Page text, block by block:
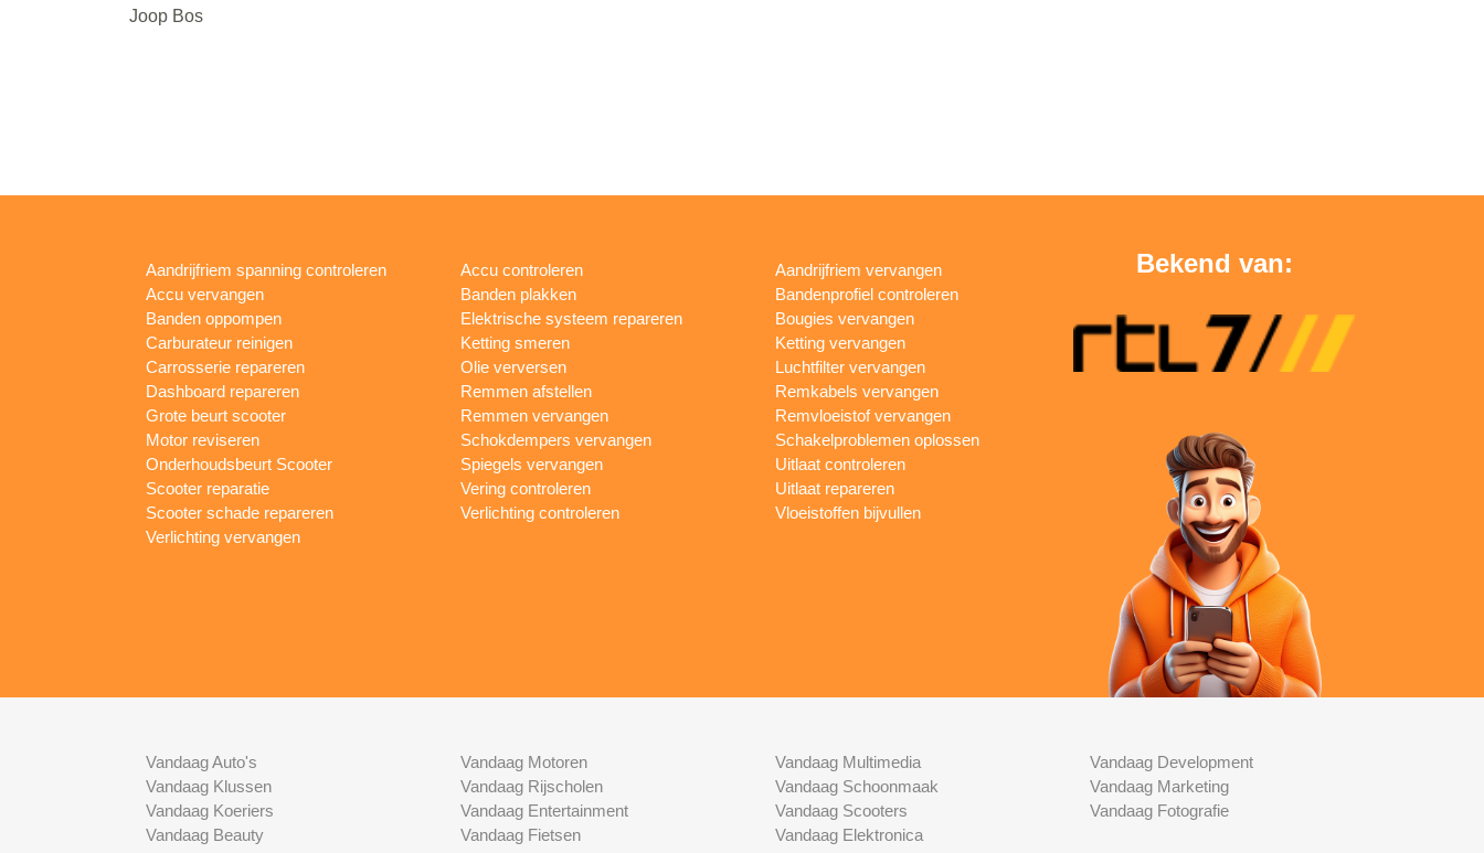
Joop Bos
Aandrijfriem spanning controleren
Accu vervangen
Banden oppompen
Carburateur reinigen
Carrosserie repareren
Dashboard repareren
Grote beurt scooter
Motor reviseren
Onderhoudsbeurt Scooter
Scooter reparatie
Scooter schade repareren
Verlichting vervangen
Accu controleren
Banden plakken
Elektrische systeem repareren
Ketting smeren
Olie verversen
Remmen afstellen
Remmen vervangen
Schokdempers vervangen
Spiegels vervangen
Vering controleren
Verlichting controleren
Aandrijfriem vervangen
Bandenprofiel controleren
Bougies vervangen
Ketting vervangen
Luchtfilter vervangen
Remkabels vervangen
Remvloeistof vervangen
Schakelproblemen oplossen
Uitlaat controleren
Uitlaat repareren
Vloeistoffen bijvullen
Bekend van:
Vandaag Auto's
Vandaag Klussen
Vandaag Koeriers
Vandaag Beauty
Vandaag Motoren
Vandaag Rijscholen
Vandaag Entertainment
Vandaag Fietsen
Vandaag Multimedia
Vandaag Schoonmaak
Vandaag Scooters
Vandaag Elektronica
Vandaag Development
Vandaag Marketing
Vandaag Fotografie